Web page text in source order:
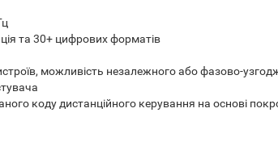
та 30+ цифрових форматів
можливість незалежного або фазово-
коду дистанційного керування на основі